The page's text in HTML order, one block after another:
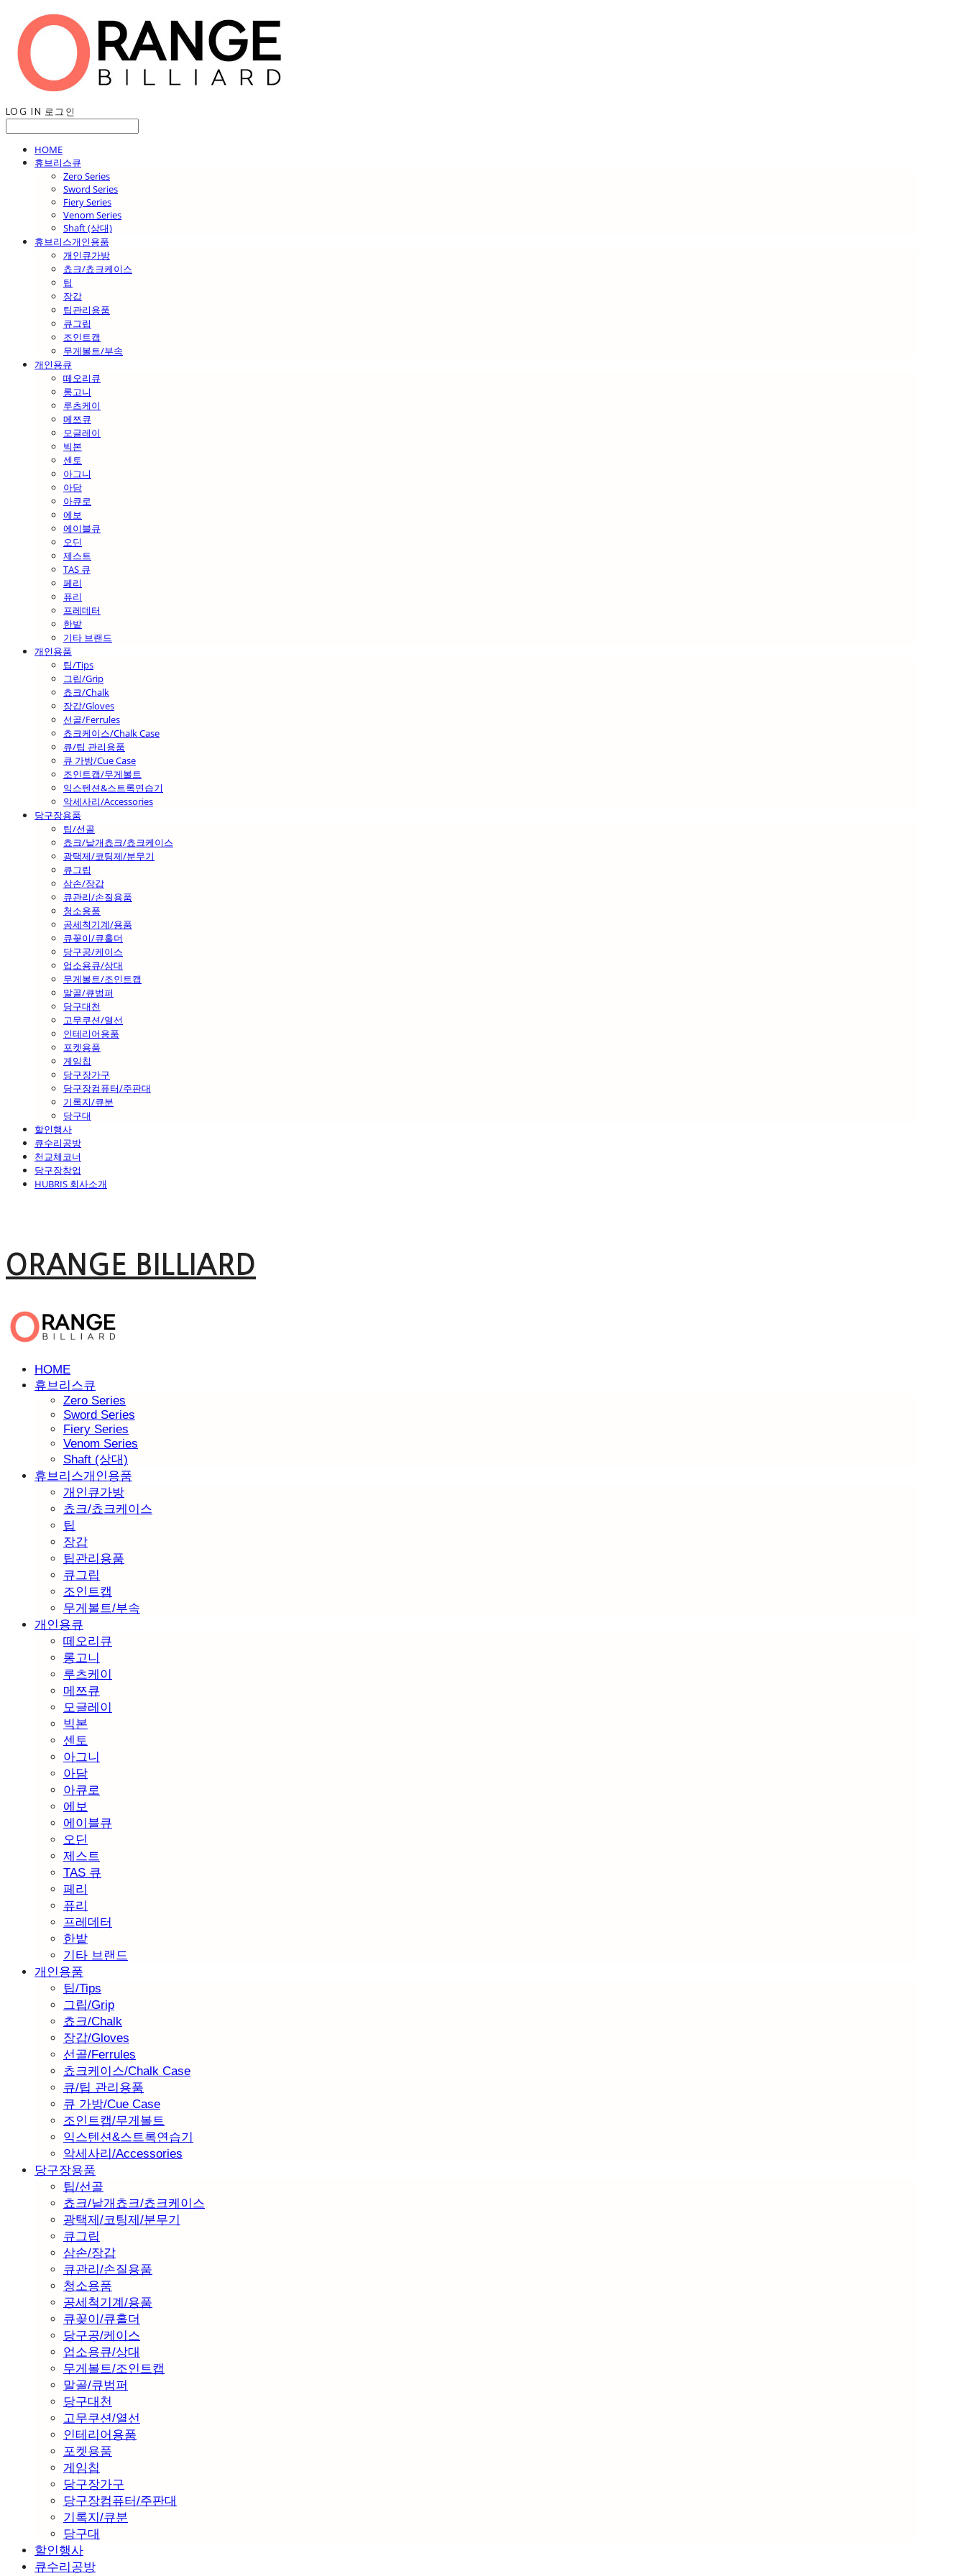
LOG IN 로그인
HOME
휴브리스큐
Zero Series
Sword Series
Fiery Series
Venom Series
Shaft (상대)
휴브리스개인용품
개인큐가방
쵸크/쵸크케이스
팁
장갑
팁관리용품
큐그립
조인트캡
무게볼트/부속
개인용큐
떼오리큐
롱고니
루츠케이
메쯔큐
모글레이
빅본
센토
아그니
아담
아큐로
에보
에이블큐
오딘
제스트
TAS 큐
페리
퓨리
프레데터
한밭
기타 브랜드
개인용품
팁/Tips
그립/Grip
쵸크/Chalk
장갑/Gloves
선골/Ferrules
쵸크케이스/Chalk Case
큐/팁 관리용품
큐 가방/Cue Case
조인트캡/무게볼트
익스텐션&스트록연습기
악세사리/Accessories
당구장용품
팁/선골
쵸크/낱개쵸크/쵸크케이스
광택제/코팅제/분무기
큐그립
삼손/장갑
큐관리/손질용품
청소용품
공세척기계/용품
큐꽂이/큐홀더
당구공/케이스
업소용큐/상대
무게볼트/조인트캡
말골/큐범퍼
당구대천
고무쿠션/열선
인테리어용품
포켓용품
게임칩
당구장가구
당구장컴퓨터/주판대
기록지/큐분
당구대
할인행사
큐수리공방
천교체코너
당구장창업
HUBRIS 회사소개
ORANGE BILLIARD
HOME
휴브리스큐
Zero Series
Sword Series
Fiery Series
Venom Series
Shaft (상대)
휴브리스개인용품
개인큐가방
쵸크/쵸크케이스
팁
장갑
팁관리용품
큐그립
조인트캡
무게볼트/부속
개인용큐
떼오리큐
롱고니
루츠케이
메쯔큐
모글레이
빅본
센토
아그니
아담
아큐로
에보
에이블큐
오딘
제스트
TAS 큐
페리
퓨리
프레데터
한밭
기타 브랜드
개인용품
팁/Tips
그립/Grip
쵸크/Chalk
장갑/Gloves
선골/Ferrules
쵸크케이스/Chalk Case
큐/팁 관리용품
큐 가방/Cue Case
조인트캡/무게볼트
익스텐션&스트록연습기
악세사리/Accessories
당구장용품
팁/선골
쵸크/낱개쵸크/쵸크케이스
광택제/코팅제/분무기
큐그립
삼손/장갑
큐관리/손질용품
청소용품
공세척기계/용품
큐꽂이/큐홀더
당구공/케이스
업소용큐/상대
무게볼트/조인트캡
말골/큐범퍼
당구대천
고무쿠션/열선
인테리어용품
포켓용품
게임칩
당구장가구
당구장컴퓨터/주판대
기록지/큐분
당구대
할인행사
큐수리공방